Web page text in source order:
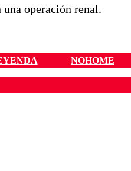
operación renal.
NOHOME